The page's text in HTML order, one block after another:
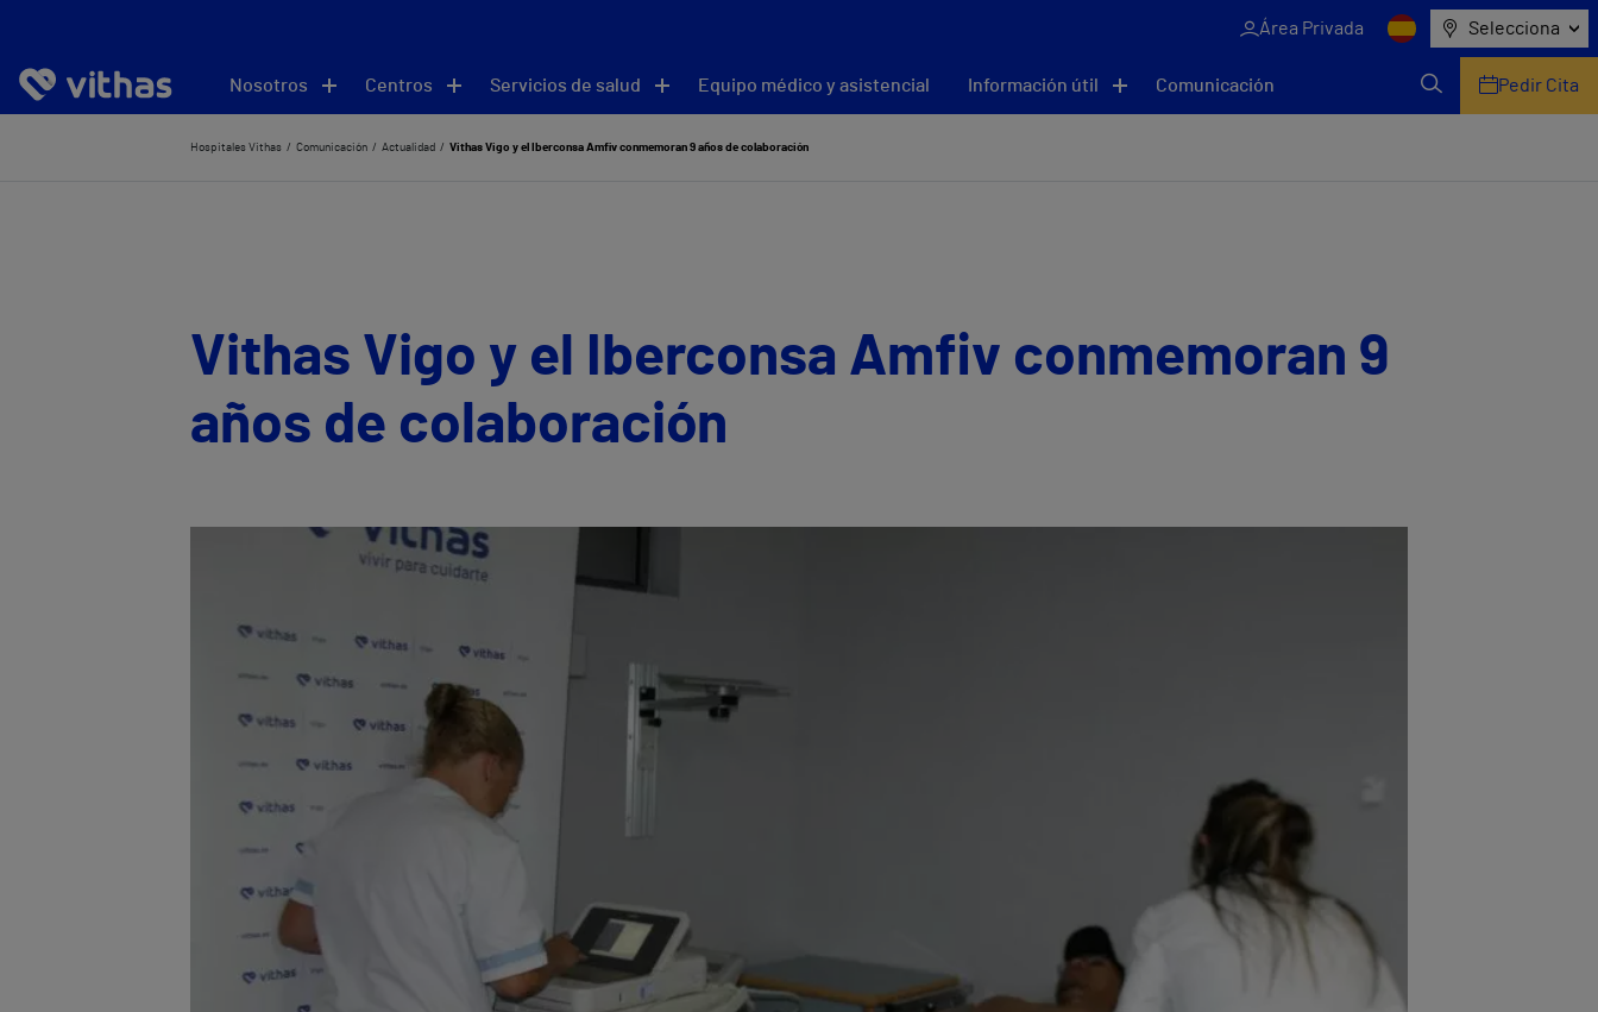
Área Privada Selecciona
Nosotros Centros Servicios de salud Equipo médico y asistencial Información útil Comunicación Pedir Cita
Hospitales Vithas Comunicación Actualidad Vithas Vigo y el Iberconsa Amfiv conmemoran 9 años de colaboración
Vithas Vigo y el Iberconsa Amfiv conmemoran 9
años de colaboración